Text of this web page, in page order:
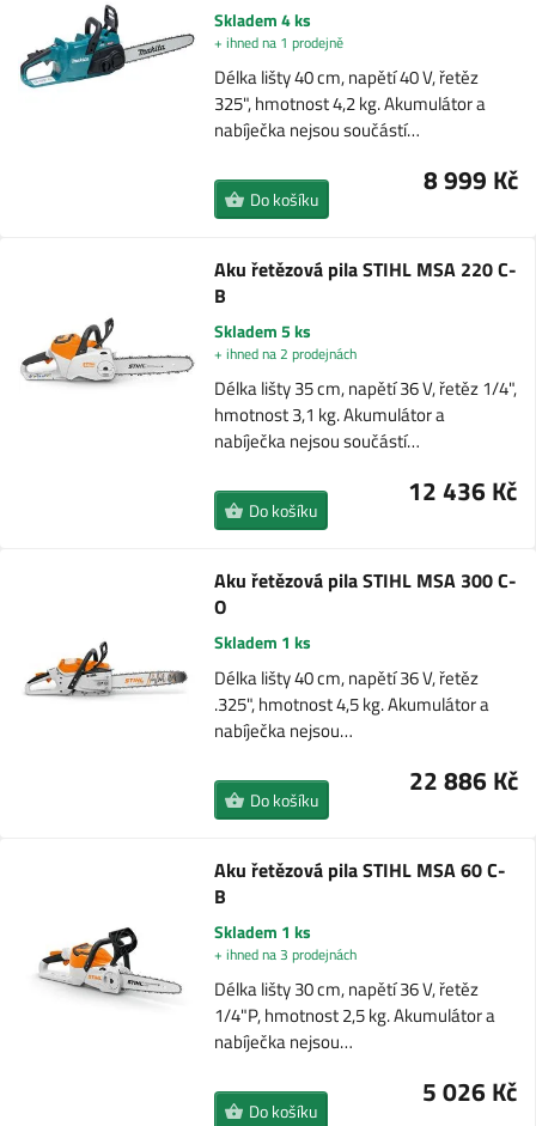
Skladem 4 ks
+ ihned na 1 prodejně
Délka lišty 40 cm, napětí 40 V, řetěz
325", hmotnost 4,2 kg. Akumulátor a
nabíječka nejsou součástí…
8 999 Kč
Do košíku
Aku řetězová pila STIHL MSA 220 C-
B
Skladem 5 ks
+ ihned na 2 prodejnách
Délka lišty 35 cm, napětí 36 V, řetěz 1/4",
hmotnost 3,1 kg. Akumulátor a
nabíječka nejsou součástí…
12 436 Kč
Do košíku
Aku řetězová pila STIHL MSA 300 C-
O
Skladem 1 ks
Délka lišty 40 cm, napětí 36 V, řetěz
.325", hmotnost 4,5 kg. Akumulátor a
nabíječka nejsou…
22 886 Kč
Do košíku
Aku řetězová pila STIHL MSA 60 C-
B
Skladem 1 ks
+ ihned na 3 prodejnách
Délka lišty 30 cm, napětí 36 V, řetěz
1/4"P, hmotnost 2,5 kg. Akumulátor a
nabíječka nejsou…
5 026 Kč
Do košíku